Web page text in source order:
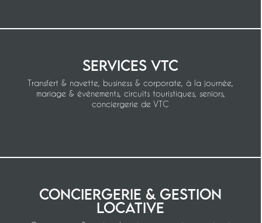
Services VTC
Transfert & navette, business & corporate, à la journée,
mariage & événements, circuits touristiques, seniors,
conciergerie de VTC
Conciergerie & gestion
locative